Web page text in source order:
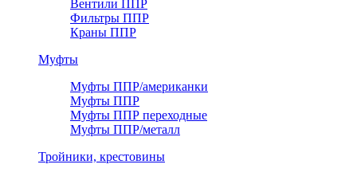
Вентили ППР
Фильтры ППР
Краны ППР
Муфты
Муфты ППР/американки
Муфты ППР
Муфты ППР переходные
Муфты ППР/металл
Тройники, крестовины